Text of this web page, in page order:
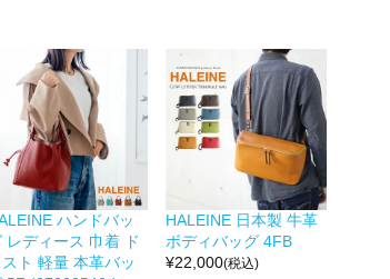
ハンドバッ
レディース 巾着 ド
ト 軽量 本革バッ
HALEINE 日本製 牛革
ボディバッグ 4FB
¥22,000(税込)